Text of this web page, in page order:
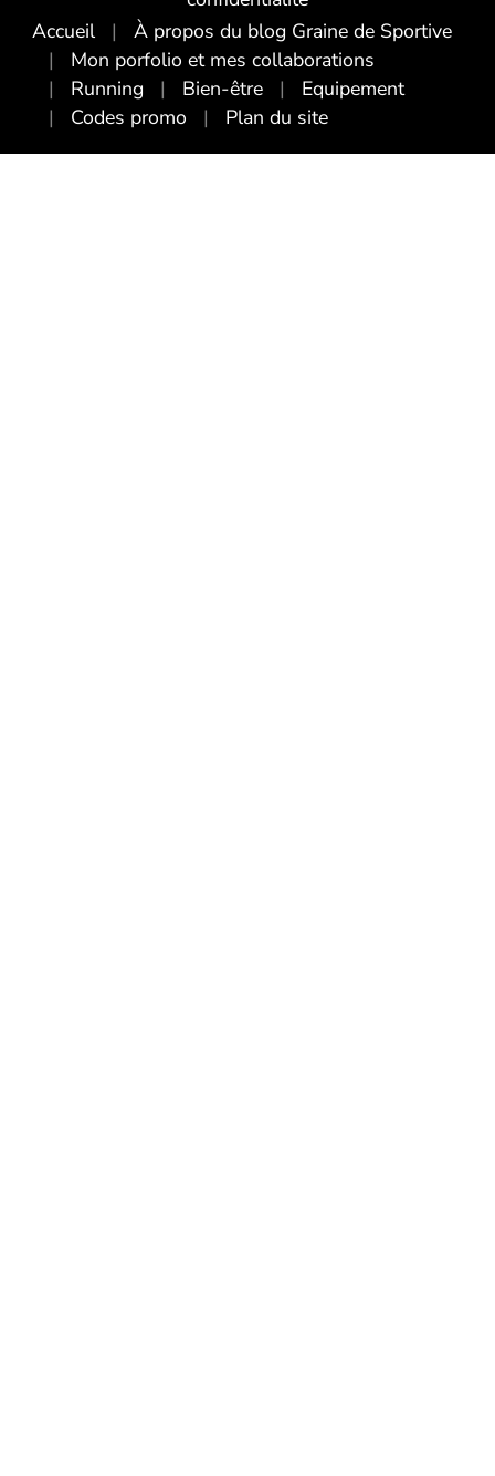
Accueil
À propos du blog Graine de Sportive
Mon porfolio et mes collaborations
Running
Bien-être
Equipement
Codes promo
Plan du site